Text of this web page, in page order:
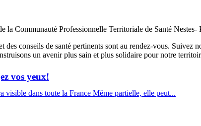
la Communauté Professionnelle Territoriale de Santé Nestes-
conseils de santé pertinents sont au rendez-vous. Suivez
un avenir plus sain et plus solidaire pour notre
vos yeux!
dans toute la France Même partielle, elle peut...